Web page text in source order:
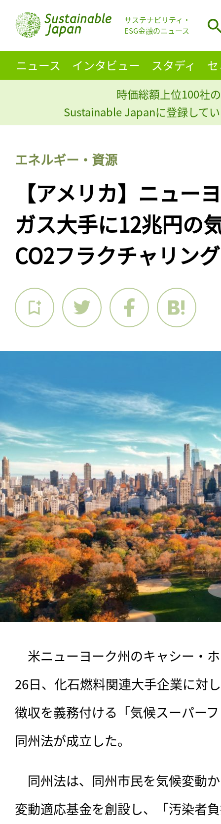
サステナビリティ・
ESG金融のニュース
ニュース インタビュー スタディ
時価総額上位100社
Sustainable Japanに登録して
エネルギー・資源
【アメリカ】ニュー
ガス大手に12兆円の
CO2フラクチャリン
米ニューヨーク州のキャシー・
26日、化石燃料関連大手企業に対
徴収を義務付ける「気候スーパー
同州法が成立した。
同州法は、 同州市民を気候変動
変動適応基金を創設し、「汚染者